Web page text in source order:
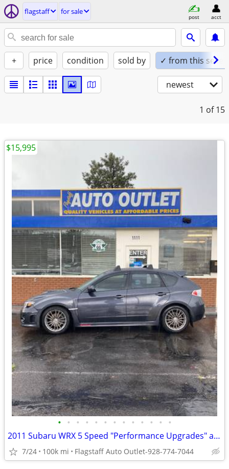
flagstaff for sale
post acct
+ price condition sold by ✓ from this seller
newest
1 of 15
• • • • • • • • • • • • •
2011 Subaru WRX 5 Speed "Performance Upgrades" ask Dealership"
7/24 100k mi Flagstaff Auto Outlet-928-774-7044
$15,995